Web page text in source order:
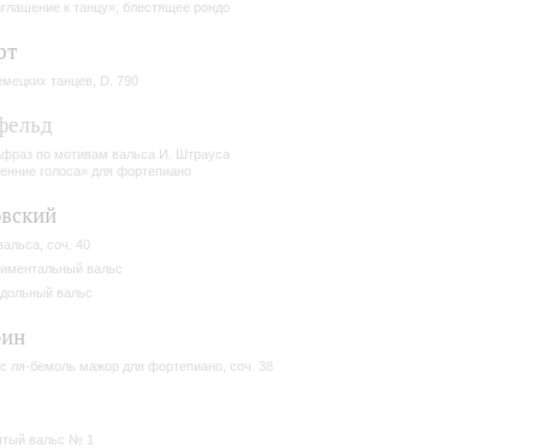
к танцу», блестящее рондо
танцев, D. 790
по мотивам вальса И. Штрауса
голоса» для фортепиано
соч. 40
вальс
вальс
ля-бемоль мажор для фортепиано, соч. 38
вальс № 1